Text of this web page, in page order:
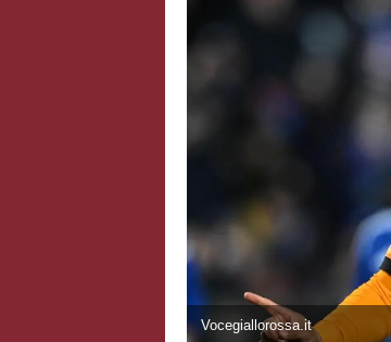
Vocegiallorossa.it